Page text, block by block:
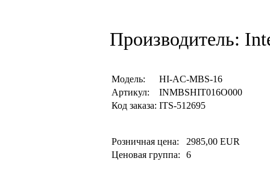
Производитель:
Модель:
HI-AC-MBS-16
Артикул:
INMBSHIT016O000
Код заказа: ITS-512695
Розничная цена:
2985,00 EUR
Ценовая группа:
6